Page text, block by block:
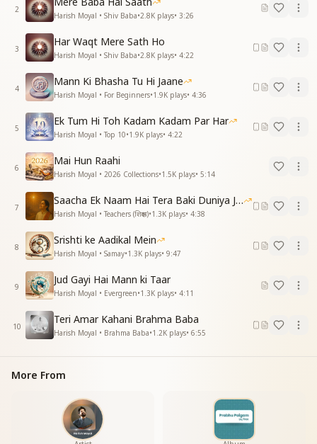
फिर ना पाएगा यह अवसर
फिर ना पाएगा यह अवसर
कर ले अपना तू भला
कर ले अपना तू भला
स्वप्न से बंधन हैं झूठे
स्वप्न से बंधन हैं झूठे
मोह से खुद को बचा
नींद से अब जागो रे मानव
प्रभु में मन को रामा
नींद से जागो रे मानव
प्रभु में मन को रमा
आत्म अभिमानी बनो और
आत्म अभिमानी बनो और
याद प्रभु की ना भूला
याद प्रभु की ना भुला
हो विदेही एक पल में
हो विदेही एक पल में
जा वतन फिर लौट आ
नींद से अब जागो रे मानव
प्रभु में मन को रमा
नींद से अब जागो रे मानव
प्रभु में मन को रमा"
2
Harish Moyal • Shiv Baba•2.8K plays• 3:26
3
Har Waqt Mere Sath Ho
Harish Moyal • Shiv Baba•2.8K plays• 4:22
4
Mann Ki Bhasha Tu Hi Jaane
Harish Moyal • For Beginners•1.9K plays• 4:36
5
Ek Tum Hi Toh Kadam Kadam Par Har
Harish Moyal • Top 10•1.9K plays• 4:22
6
Mai Hun Raahi
Harish Moyal • 2026 Collections•1.5K plays• 5:14
7
Saacha Ek Naam Hai Tera Baki Duniya Jhuthi
Harish Moyal • Teachers (शिक्षक)•1.3K plays• 4:38
8
Srishti ke Aadikal Mein
Harish Moyal • Samay•1.3K plays• 9:47
9
Jud Gayi Hai Mann ki Taar
Harish Moyal • Evergreen•1.3K plays• 4:11
10
Teri Amar Kahani Brahma Baba
Harish Moyal • Brahma Baba•1.2K plays• 6:55
More From